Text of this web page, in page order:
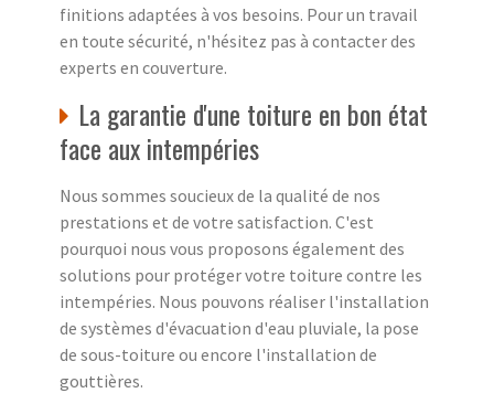
finitions adaptées à vos besoins. Pour un travail
en toute sécurité, n'hésitez pas à contacter des
experts en couverture.
La garantie d'une toiture en bon état
face aux intempéries
Nous sommes soucieux de la qualité de nos
prestations et de votre satisfaction. C'est
pourquoi nous vous proposons également des
solutions pour protéger votre toiture contre les
intempéries. Nous pouvons réaliser l'installation
de systèmes d'évacuation d'eau pluviale, la pose
de sous-toiture ou encore l'installation de
gouttières.